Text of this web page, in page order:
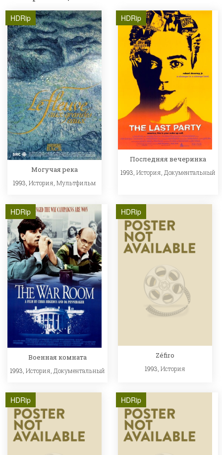
HDRip
Могучая река
1993, История Мультфильм
HDRip
Последняя вечеринка
1993,История,Документальный
HDRip
Военная комната
1993, История Документальный
HDRip
Zéfiro
1993,История
HDRip HDRip